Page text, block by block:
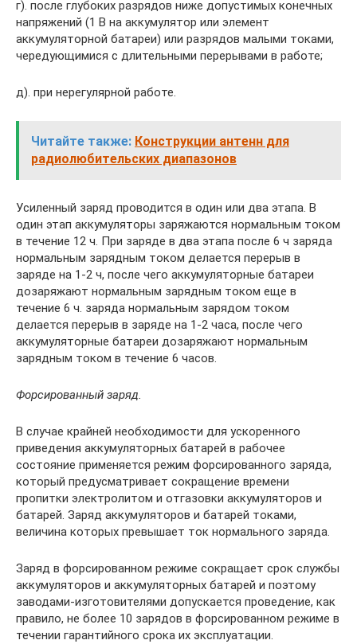
г). после глубоких разрядов ниже допустимых конечных
напряжений (1 В на аккумулятор или элемент
аккумуляторной батареи) или разрядов малыми токами,
чередующимися с длительными перерывами в работе;
д). при нерегулярной работе.
Читайте также: Конструкции антенн для
радиолюбительских диапазонов
Усиленный заряд проводится в один или два этапа. В
один этап аккумуляторы заряжаются нормальным током
в течение 12 ч. При заряде в два этапа после 6 ч заряда
нормальным зарядным током делается перерыв в
заряде на 1-2 ч, после чего аккумуляторные батареи
дозаряжают нормальным зарядным током еще в
течение 6 ч. заряда нормальным зарядом током
делается перерыв в заряде на 1-2 часа, после чего
аккумуляторные батареи дозаряжают нормальным
зарядным током в течение 6 часов.
Форсированный заряд.
В случае крайней необходимости для ускоренного
приведения аккумуляторных батарей в рабочее
состояние применяется режим форсированного заряда,
который предусматривает сокращение времени
пропитки электролитом и отгазовки аккумуляторов и
батарей. Заряд аккумуляторов и батарей токами,
величина которых превышает ток нормального заряда.
Заряд в форсированном режиме сокращает срок службы
аккумуляторов и аккумуляторных батарей и поэтому
заводами-изготовителями допускается проведение, как
правило, не более 10 зарядов в форсированном режиме в
течении гарантийного срока их эксплуатации.